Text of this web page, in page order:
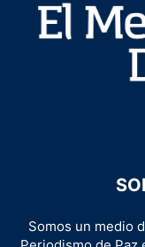
Somos un medio